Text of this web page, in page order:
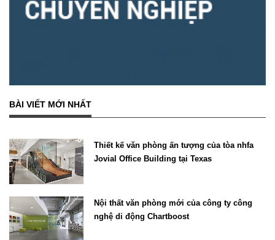
BÀI VIẾT MỚI NHẤT
Thiết kế văn phòng ấn tượng của tòa nhfa
Jovial Office Building tại Texas
Nội thất văn phòng mới của công ty công
nghệ di động Chartboost